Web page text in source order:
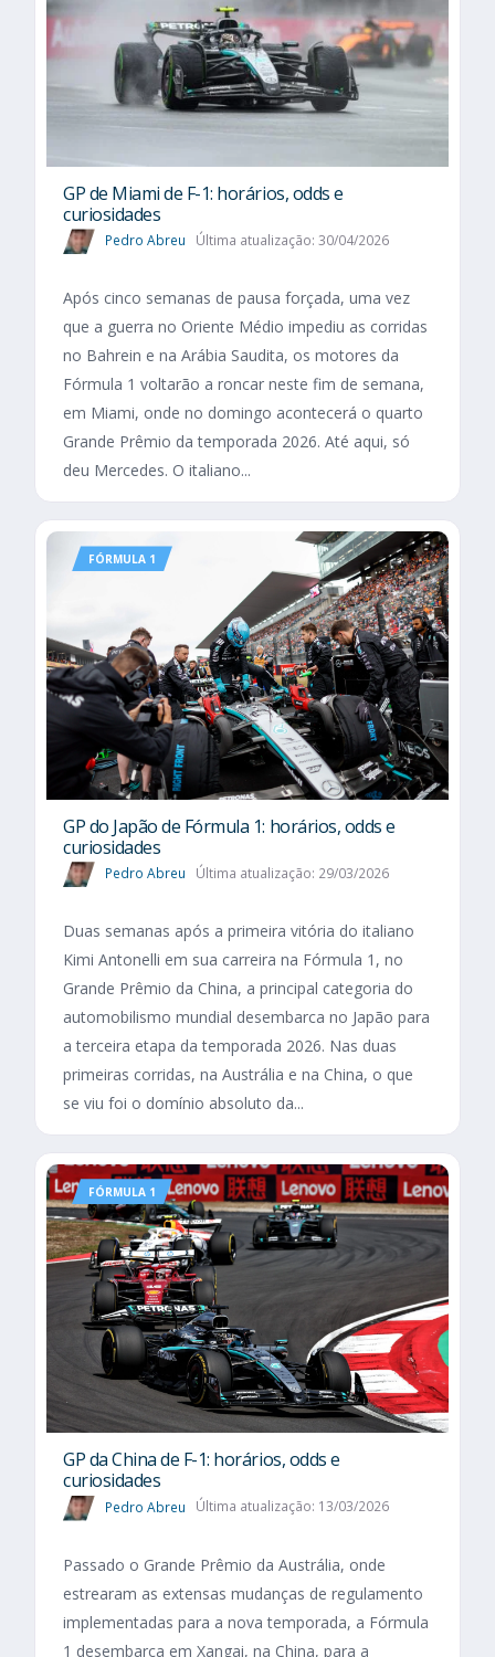
GP de Miami de F-1: horários, odds e
curiosidades
Pedro Abreu Última atualização: 30/04/2026
Após cinco semanas de pausa forçada, uma vez
que a guerra no Oriente Médio impediu as corridas
no Bahrein e na Arábia Saudita, os motores da
Fórmula 1 voltarão a roncar neste fim de semana,
em Miami, onde no domingo acontecerá o quarto
Grande Prêmio da temporada 2026. Até aqui, só
deu Mercedes. O italiano...
FÓRMULA 1
GP do Japão de Fórmula 1: horários, odds e
curiosidades
Pedro Abreu Última atualização: 29/03/2026
Duas semanas após a primeira vitória do italiano
Kimi Antonelli em sua carreira na Fórmula 1, no
Grande Prêmio da China, a principal categoria do
automobilismo mundial desembarca no Japão para
a terceira etapa da temporada 2026. Nas duas
primeiras corridas, na Austrália e na China, o que
se viu foi o domínio absoluto da...
FÓRMULA 1
GP da China de F-1: horários, odds e
curiosidades
Pedro Abreu Última atualização: 13/03/2026
Passado o Grande Prêmio da Austrália, onde
estrearam as extensas mudanças de regulamento
implementadas para a nova temporada, a Fórmula
1 desembarca em Xangai, na China, para a